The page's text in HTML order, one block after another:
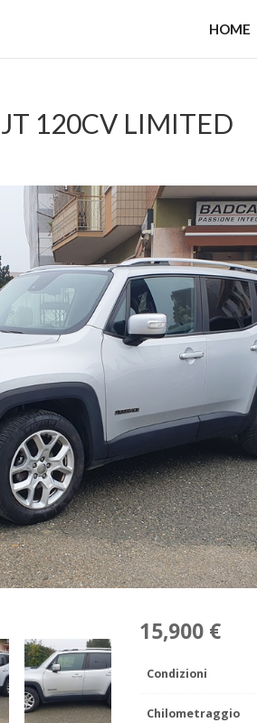
HOME
120CV LIMITED
15,900 €
Condizioni
Chilometraggio